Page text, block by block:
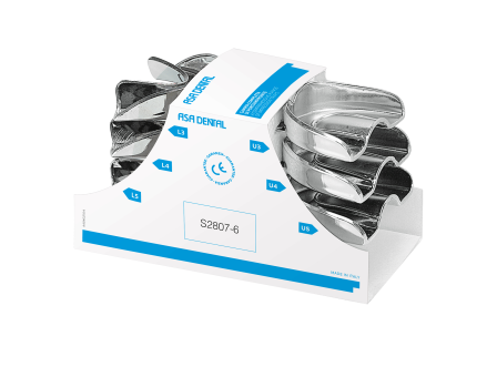
на
странице
товара.